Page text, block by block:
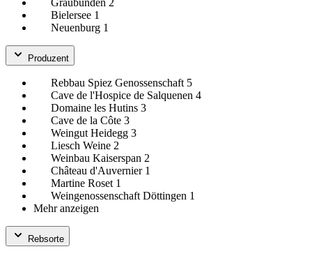
Bielersee 1
Neuenburg 1
Produzent
Rebbau Spiez Genossenschaft 5
Cave de l'Hospice de Salquenen 4
Domaine les Hutins 3
Cave de la Côte 3
Weingut Heidegg 3
Liesch Weine 2
Weinbau Kaiserspan 2
Château d'Auvernier 1
Martine Roset 1
Weingenossenschaft Döttingen 1
Mehr anzeigen
Rebsorte